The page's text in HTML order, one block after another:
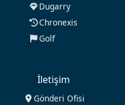
Dugarry
Chronexis
Golf
İletişim
Gönderi Ofisi